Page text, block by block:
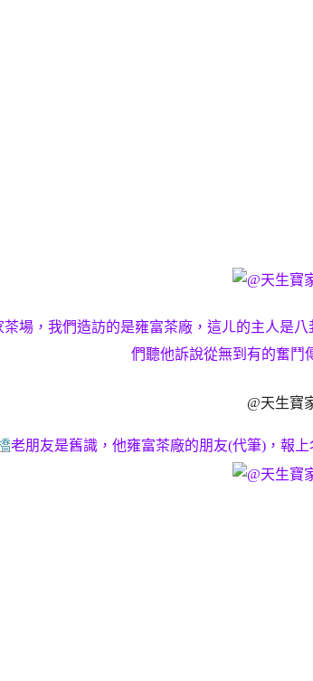
茶場，我們造訪的是雍富茶廠，這ㄦ的主人是
們聽他訴說從無到有的奮鬥
老朋友是舊識，他雍富茶廠的朋友(代筆)，報